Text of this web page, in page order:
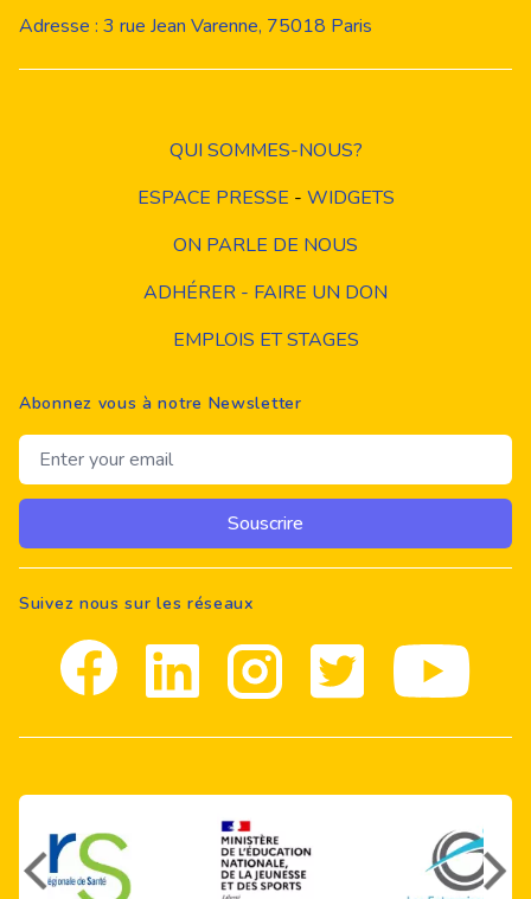
Adresse : 3 rue Jean Varenne, 75018 Paris
QUI SOMMES-NOUS?
ESPACE PRESSE - WIDGETS
ON PARLE DE NOUS
ADHÉRER - FAIRE UN DON
EMPLOIS ET STAGES
Abonnez vous à notre Newsletter
Email address
Souscrire
Suivez nous sur les réseaux
Facebook Linkedin Instagram Twitter youtube